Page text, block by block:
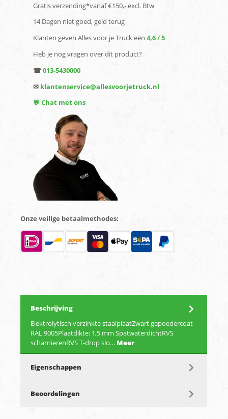
Gratis verzending*vanaf €150,- excl. Btw
14 Dagen niet goed, geld terug
Klanten geven Alles voor je Truck een 4,6 / 5
Heb je nog vragen over dit product?
☎013-5430000
✉ klantenservice@allesvoorjetruck.nl
💬 Chat met ons
Onze veilige betaalmethodes:
Beschrijving
Elektrolytisch verzinkte staalplaatZwart gepoedercoat
RAL 9005Plaatdikte: 1,5 mm SpatwaterdichtRVS
scharnierenRVS T-drop slo… Meer
Eigenschappen
Beoordelingen